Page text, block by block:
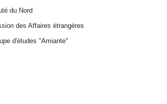
du Nord
des Affaires étrangères
d'études "Amiante"